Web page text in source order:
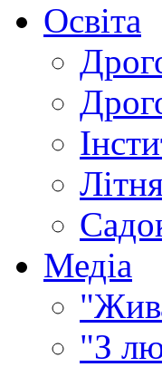
Освіта
Медіа
"З